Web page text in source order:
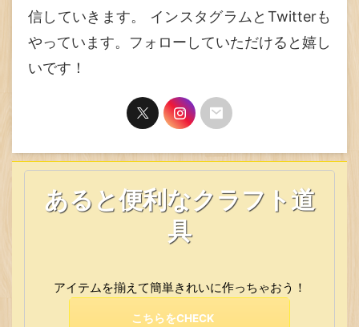
信していきます。 インスタグラムとTwitterも
やっています。フォローしていただけると嬉し
いです！
あると便利なクラフト道
具
アイテムを揃えて簡単きれいに作っちゃおう！
こちらをCHECK